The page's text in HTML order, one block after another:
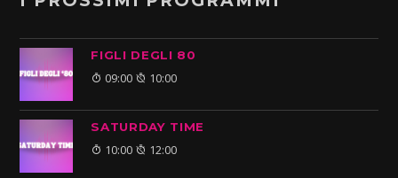
FIGLI DEGLI 80
09:00 10:00
SATURDAY TIME
10:00 12:00